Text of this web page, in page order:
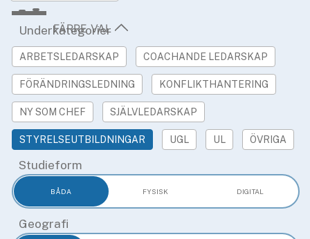
Underkategorier
ARBETSLEDARSKAP COACHANDE LEDARSKAP
FÖRÄNDRINGSLEDNING KONFLIKTHANTERING
NY SOM CHEF SJÄLVLEDARSKAP
STYRELSEUTBILDNINGAR UGL UL ÖVRIGA
Studieform
BÅDA FYSISK DIGITAL
Geografi